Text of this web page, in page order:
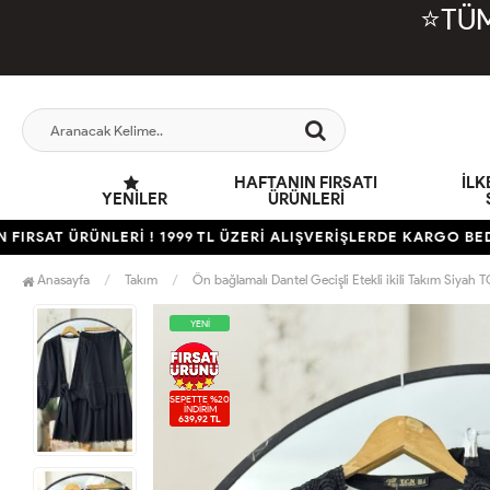
YENILER
HAFTANIN FIRSATI
ÜRÜNLERİ
ÜRÜNLERİ ! 1999 TL ÜZERİ ALIŞVERİŞLERDE KARGO BEDAVA
Anasayfa Takım Ön bağlamalı Dantel Gecişli Etekli ikili Takım Siyah
YENİ
SEPETTE %20
İNDİRİM
639,92 TL